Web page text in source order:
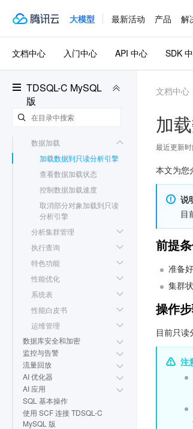
大模型 最新活动 产品 解
TDSQL-C MySQL
版
备份与恢复
并行查询
列存索引 CSI
简介
数据加载
加载数据到只读分析引擎
查看数据加载状态
控制数据加载速度
取消部分对象加载到只读
分析引擎
分析集群管理
执行查询
特色功能
性能优化
系统表
性能白皮书
运维管理
数据库安全和加密
监控与告警
流量回放
AI 优化器
AI 应用
SQL 基本操作
使用 SCF 连接 TDSQL-C
MySQL 版
文档中心 入门中心 API 中心 SDK
文档中心
加
最近更新时
本文为您
说
目
前提
准备
集群
操作
目前只读
注